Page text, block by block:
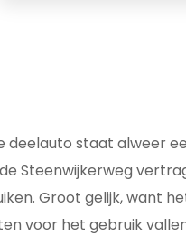
deelauto staat alweer
Steenwijkerweg
Groot gelijk, want
voor het gebruik